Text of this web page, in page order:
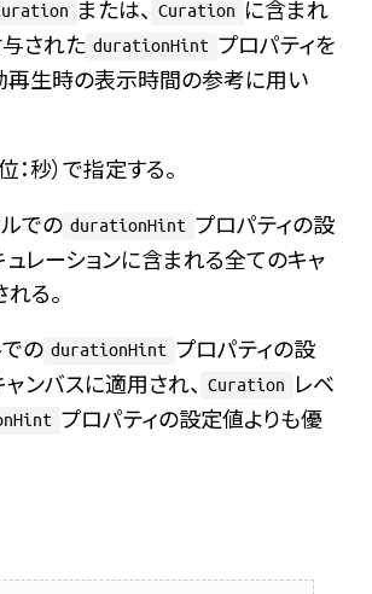
または、 Curation
に含まれ
された durationHint プロパティを
再生時の表示時間の参考に用い
：秒）で指定する。
での durationHint プロパティの設
レーションに含まれる全てのキャ
る。
の durationHint プロパティの設
ンバスに適用され、
Curation
レベ
プロパティの設定値よりも優